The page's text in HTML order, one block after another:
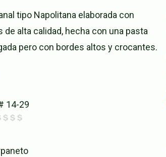
tipo Napolitana elaborada con
de alta calidad, hecha con una pasta
pero con bordes altos y crocantes.
14-29